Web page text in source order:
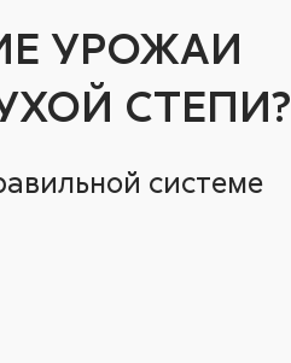
УРОЖАИ
СТЕПИ?
системе